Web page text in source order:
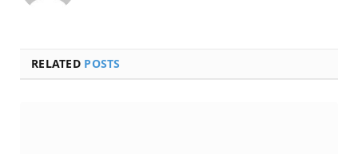
RELATED POSTS